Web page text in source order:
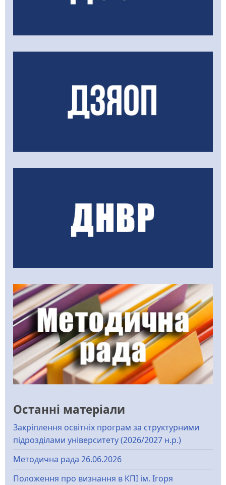
Останні матеріали
Закріплення освітніх програм за структурними
підрозділами університету (2026/2027 н.р.)
Методична рада 26.06.2026
Положення про визнання в КПІ ім. Ігоря